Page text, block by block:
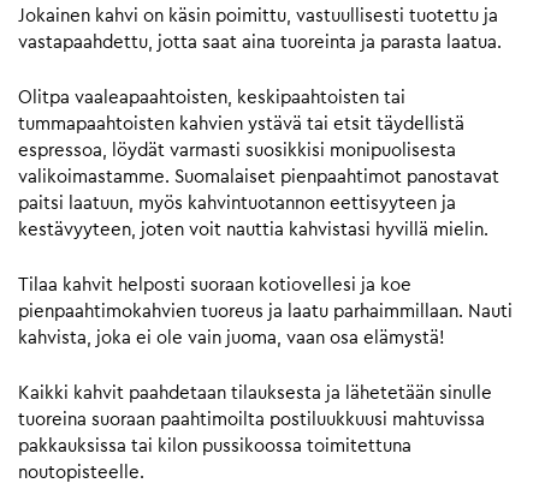
Jokainen kahvi on käsin poimittu, vastuullisesti tuotettu ja
vastapaahdettu, jotta saat aina tuoreinta ja parasta laatua.
Olitpa vaaleapaahtoisten, keskipaahtoisten tai
tummapaahtoisten kahvien ystävä tai etsit täydellistä
espressoa, löydät varmasti suosikkisi monipuolisesta
valikoimastamme. Suomalaiset pienpaahtimot panostavat
paitsi laatuun, myös kahvintuotannon eettisyyteen ja
kestävyyteen, joten voit nauttia kahvistasi hyvillä mielin.
Tilaa kahvit helposti suoraan kotiovellesi ja koe
pienpaahtimokahvien tuoreus ja laatu parhaimmillaan. Nauti
kahvista, joka ei ole vain juoma, vaan osa elämystä!
Kaikki kahvit paahdetaan tilauksesta ja lähetetään sinulle
tuoreina suoraan paahtimoilta postiluukkuusi mahtuvissa
pakkauksissa tai kilon pussikoossa toimitettuna
noutopisteelle.